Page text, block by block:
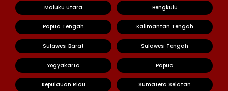
Maluku Utara Bengkulu
Papua Tengah Kalimantan Tengah
Sulawesi Barat Sulawesi Tengah
Yogyakarta Papua
Kepulauan Riau Sumatera Selatan